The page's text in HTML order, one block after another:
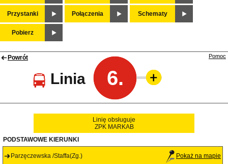
Przystanki Połączenia Schematy
Pobierz
Powrót
Linia 6.
Pomoc
Linię obsługuje
ZPK MARKAB
PODSTAWOWE KIERUNKI
Parzęczewska /Staffa(Zg.) Pokaż na mapie